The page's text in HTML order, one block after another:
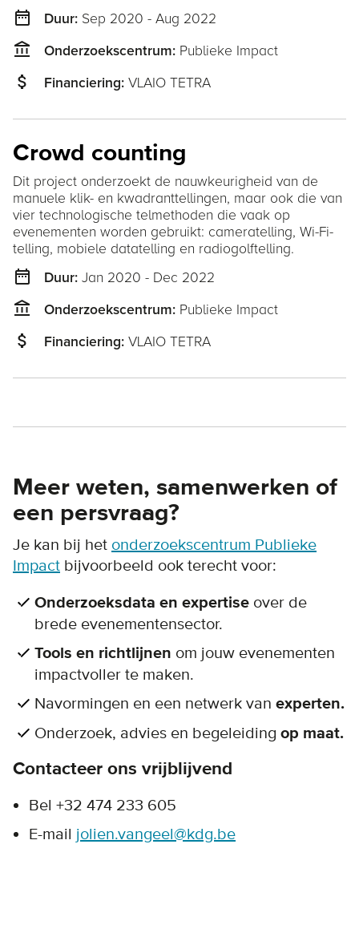
date_range Duur: Sep 2020 - Aug 2022
account_balance Onderzoekscentrum: Publieke Impact
attach_money Financiering: VLAIO TETRA
Crowd counting
Dit project onderzoekt de nauwkeurigheid van de
manuele klik- en kwadranttellingen, maar ook die van
vier technologische telmethoden die vaak op
evenementen worden gebruikt: cameratelling, Wi-Fi-
telling, mobiele datatelling en radiogolftelling.
date_range Duur: Jan 2020 - Dec 2022
account_balance Onderzoekscentrum: Publieke Impact
attach_money Financiering: VLAIO TETRA
Meer weten, samenwerken of
een persvraag?
Je kan bij het onderzoekscentrum Publieke
Impact bijvoorbeeld ook terecht voor:
Onderzoeksdata en expertise over de
brede evenementensector.
Tools en richtlijnen om jouw evenementen
impactvoller te maken.
Navormingen en een netwerk van experten.
Onderzoek, advies en begeleiding op maat.
Contacteer ons vrijblijvend
Bel +32 474 233 605
E-mail jolien.vangeel@kdg.be